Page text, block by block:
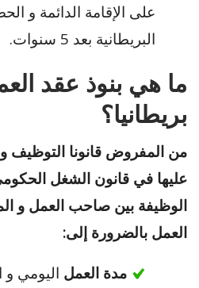
على الإقامة الدائمة و
البريطانية بعد 5 سنوات.
ما هي بنوذ عقد
بريطانيا؟
من المفروض قانونا
عليها في قانون الشغل
الوظيفة بين صاحب العمل و
العمل بالضرورة إلى:
مدة العمل اليومي و